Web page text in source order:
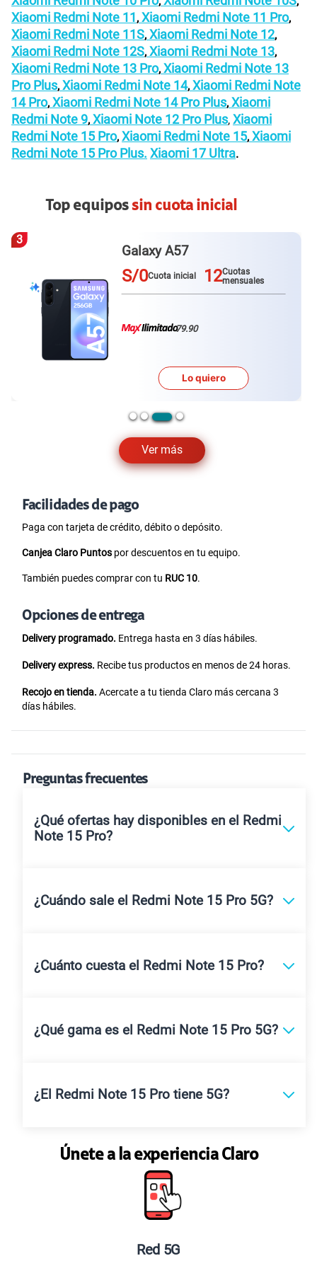
Xiaomi Redmi Note 11, Xiaomi Redmi Note 11 Pro,
Xiaomi Redmi Note 11S, Xiaomi Redmi Note 12,
Xiaomi Redmi Note 12S, Xiaomi Redmi Note 13,
Xiaomi Redmi Note 13 Pro, Xiaomi Redmi Note 13
Pro Plus, Xiaomi Redmi Note 14, Xiaomi Redmi Note
14 Pro, Xiaomi Redmi Note 14 Pro Plus, Xiaomi
Redmi Note 9, Xiaomi Note 12 Pro Plus, Xiaomi
Redmi Note 15 Pro, Xiaomi Redmi Note 15, Xiaomi
Redmi Note 15 Pro Plus. Xiaomi 17 Ultra.
Top equipossin cuota inicial
Ver más
3
Galaxy A57
S/0Cuota inicial 12Cuotas
mensuales
79.90
Lo quiero
Facilidades de pago
Paga con tarjeta de crédito, débito o depósito.
Canjea Claro Puntos por descuentos en tu equipo.
También puedes comprar con tu RUC 10.
Opciones de entrega
Delivery programado. Entrega hasta en 3 días hábiles.
Delivery express. Recibe tus productos en menos de 24 horas.
Recojo en tienda. Acercate a tu tienda Claro más cercana 3
días hábiles.
Preguntas frecuentes
¿Qué ofertas hay disponibles en el Redmi
Note 15 Pro?
¿Cuándo sale el Redmi Note 15 Pro 5G?
¿Cuánto cuesta el Redmi Note 15 Pro?
¿Qué gama es el Redmi Note 15 Pro 5G?
¿El Redmi Note 15 Pro tiene 5G?
Únete a la experiencia Claro